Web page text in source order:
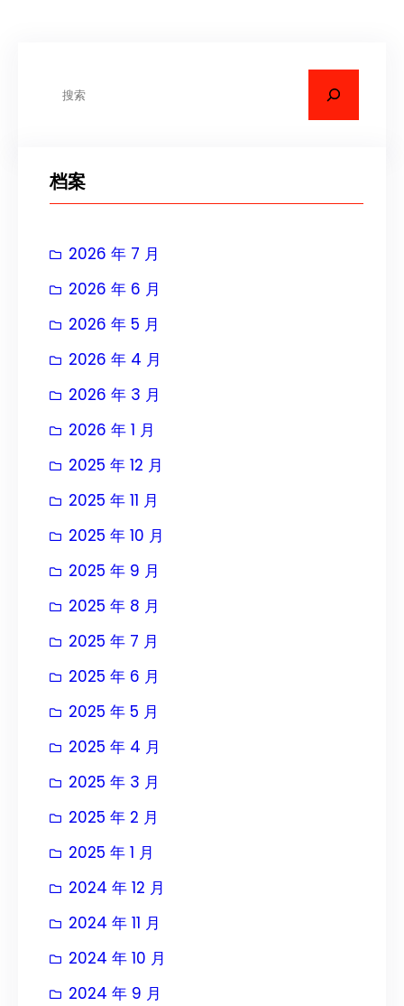
档案
2026 年 7 月
2026 年 6 月
2026 年 5 月
2026 年 4 月
2026 年 3 月
2026 年 1 月
2025 年 12 月
2025 年 11 月
2025 年 10 月
2025 年 9 月
2025 年 8 月
2025 年 7 月
2025 年 6 月
2025 年 5 月
2025 年 4 月
2025 年 3 月
2025 年 2 月
2025 年 1 月
2024 年 12 月
2024 年 11 月
2024 年 10 月
2024 年 9 月